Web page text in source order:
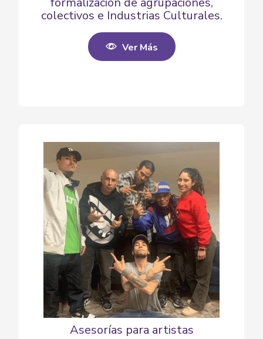
colectivos e Industrias Culturales.
Ver Más
Asesorías para artistas